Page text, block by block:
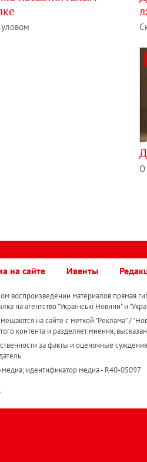
уловом
О
на сайте Ивенты
воспроизведении материалов прямая
на агентство "Українськi Новини" и
на сайте с меткой "Реклама" /
контента и разделяет мнения,
за факты и оценочные
идентификатор медиа - R40-05097